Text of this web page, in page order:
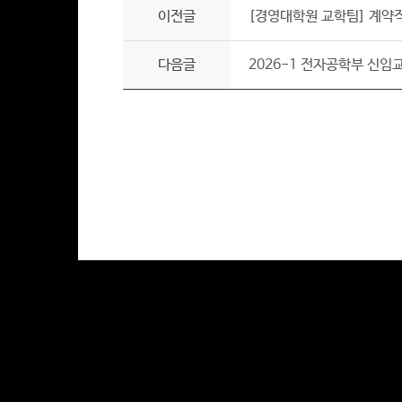
이전글 [경영대학원 교학팀] 계약
다음글 2026-1 전자공학부 신임